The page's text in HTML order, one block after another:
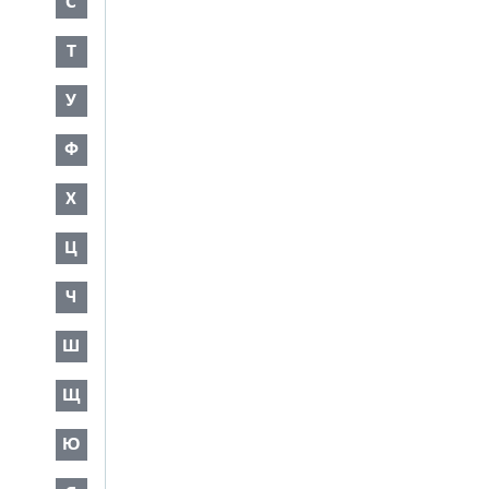
Т
У
Ф
Х
Ц
Ч
Ш
Щ
Ю